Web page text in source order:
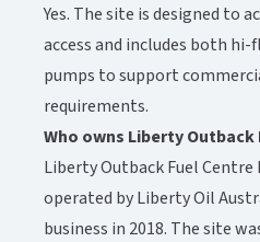
Yes. The site is designed to
access and includes both
pumps to support
requirements.​​​​‌ ‍ ​‍​‍‌‍ ‌ ​‍‌‍‍‌‌‍‌ ‌‍‍‌‌‍ ‍​‍​‍​ ‍‍​‍​‍‌ ​ ‌‍​‌‌‍ ‍‌‍‍‌‌ ‌​‌ ‍‌​‍ ‍‌‍‍‌‌‍ ​‍​‍​‍ ​​‍​‍‌‍‍​‌ ​‍‌‍‌‌‌‍‌‍​‍​‍​ ‍‍​‍​‍‌‍‍​‌ ‌​‌ ‌​‌ ​​‌ ​ ​ ‍‍​‍ ​‍ ‌‍ ​‌‍‍‌‌‍​‍‌‍‌‌‌ ​‍‌ ‌​‌ ‍‌​‍ ‌‌ ​ ‌ ‌​‌ ‌‌‌‍‌​‌‍‍‌‌‍ ​‍ ‍‌ ‌‍‌‍‌‌‌ ​‍‌‍​ ‌‍‌‌‌‍ ​​‍ ‍‌‍​‌‌ ​​‌ ​​​‍ ‌‍‍‌‌‍ ‍‌ ‌​‌‍‌‌‌‍ ‍‌ ‌​​‍ ‌‍‌‌‌‍‌​‌‍‍‌‌ ‌​​‍ ‌‍ ‌‌‍ ‌‍‌​‌‍‌‌​ ‌‌ ​​‌ ​‍‌‍‌‌‌ ​ ‌‍‌‌‌‍ ‍‌ ‌​‌‍​‌‌ ‌​‌‍‍‌‌‍ ‌‍ ‍​ ‍ ‌‍‍‌‌‍‌​​ ‌‌‍​‌​ ‍​‌‍​‍‌‍‌‌‌‍​‌​ ​‍‌‍​ ​ ‍‌​‍ ‌‌‍‌​​ ‌‌​ ‌‌​ ‌​​‍ ‌​ ‌​​ ‌‍​ ‍​‌‍‌‍​‍ ‌‌‍​‌‌‍​‌​ ‌‍​ ‍​​‍ ‌​ ‌‍‌‍​ ‌‍‌‌​ ​ ​ ‌‌​ ‌‌‌‍​‍‌‍​‍​ ‌​​ ‌‍‌‍​‌‌‍​‌​ ‍ ‌ ‌​‌ ‍‌‌ ​​‌‍‌‌​ ‌‌‍​‌‌ ​‍‌ ‌​‌‍‍‌‌‍​ ‌‍ ​‌‍‌‌​ ‍ ‌ ​​‌‍​‌‌ ‌​‌‍‍​​ ‌‌‍​ ‌‍ ‌‍ ‍‌ ‌​‌‍‌‌‌‍ ‍‌ ‌​‌​ ‌‌‍​‌‌ ‌​‌ ​‍‌‍‍‌‌ ‍​​‍‌‌​ ‌‌‌​​‍‌‌ ‌‍‍ ‌‍‌‌‌ ‍‌​‍‌‌​ ​ ‌​‌​​‍‌‌​ ​ ‌​‌​​‍‌‌​ ​‍​ ​‍​ ‌‍​ ​​​ ‌‌‌‍‌‍​ ​​‌‍​‌‌‍​‌​ ‌‌‌‍​‌​ ​ ​ ‌​​ ​‌​‍‌‌​ ​‍​ ​‍​‍‌‌​ ‌‌‌​‌​​‍ ‍‌‍​ ‌‍ ‌‍ ‍‌ ‌​‌‍‌‌‌‍ ‍‌ ‌​​‍‌‌​ ‌‌‌​​‍‌‌ ‌‍‍ ‌‍‌‌‌ ‍‌​‍‌‌​ ​ ‌​‌​​‍‌‌​ ​ ‌​‌​​‍‌‌​ ​‍​ ​‍​ ​‌‌‍‌‍‌‍‌‍‌‍​ ‌‍‌‌​ ​ ‌‍​‌‌‍​ ​ ‌‍​ ‌​​ ​‌​ ​​​‍‌‌​ ​‍​ ​‍​‍‌‌​ ‌‌‌​‌​​‍ ‍‌‍​ ‌‍‍​‌‍‍‌‌‍ ​‌‍‌​‌ ​‍‌‍‌‌‌‍ ‍​‍‌‌​ ‌‌‌​​‍‌‌ ‌‍‍ ‌‍‌‌‌ ‍‌​‍‌‌​ ​ ‌​‌​​‍‌‌​ ​ ‌​‌​​‍‌‌​ ​‍​ ​‍‌‍​‌​ ‌​‌‍‌‍​ ‌​‌‍​‌​ ​​‌‍​ ​ ‌​‌‍‌​‌‍​‌‌‍‌‌​ ​‌​‍‌‌​ ​‍​ ​‍​‍‌‌​ ‌‌‌​‌​​‍ ‍‌ ‌​‌‍‌‌‌ ‍​‌ ‌​​ ‌‍​‍‌‍​‌‌ ​ ‌‍‌‌‌‌‌‌‌ ​‍‌‍ ​​ ‌‌‍‍​‌ ‌​‌ ‌​‌ ​​‌ ​ ​‍‌‌​ ​ ‌​​‌​‍‌‌​ ​‍‌​‌‍​‍‌‌​ ​‍‌​‌‍‌‍ ​‌‍‍‌‌‍​‍‌‍‌‌‌ ​‍‌ ‌​‌ ‍‌​‍ ‌‌ ​ ‌ ‌​‌ ‌‌‌‍‌​‌‍‍‌‌‍ ​‍ ‍‌ ‌‍‌‍‌‌‌ ​‍‌‍​ ‌‍‌‌‌‍ ​​‍ ‍‌‍​‌‌ ​​‌ ​​​‍‌‍‌‍‍‌‌‍‌​​ ‌‌‍​‌​ ‍​‌‍​‍‌‍‌‌‌‍​‌​ ​‍‌‍​ ​ ‍‌​‍ ‌‌‍‌​​ ‌‌​ ‌‌​ ‌​​‍ ‌​ ‌​​ ‌‍​ ‍​‌‍‌‍​‍ ‌‌‍​‌‌‍​‌​ ‌‍​ ‍​​‍ ‌​ ‌‍‌‍​ ‌‍‌‌​ ​ ​ ‌‌​ ‌‌‌‍​‍‌‍​‍​ ‌​​ ‌‍‌‍​‌‌‍​‌​‍‌‍‌ ‌​‌ ‍‌‌ ​​‌‍‌‌​ ‌‌‍​‌‌ ​‍‌ ‌​‌‍‍‌‌‍​ ‌‍ ​‌‍‌‌​‍‌‍‌ ​​‌‍​‌‌ ‌​‌‍‍​​ ‌‌‍​ ‌‍ ‌‍ ‍‌ ‌​‌‍‌‌‌‍ ‍‌ ‌​‌​ ‌‌‍​‌‌ ‌​‌ ​‍‌‍‍‌‌ ‍​​‍‌‌​ ‌‌‌​​‍‌‌ ‌‍‍ ‌‍‌‌‌ ‍‌​‍‌‌​ ​ ‌​‌​​‍‌‌​ ​ ‌​‌​​‍‌‌​ ​‍​ ​‍​ ‌‍​ ​​​ ‌‌‌‍‌‍​ ​​‌‍​‌‌‍​‌​ ‌‌‌‍​‌​ ​ ​ ‌​​ ​‌​‍‌‌​ ​‍​ ​‍​‍‌‌​ ‌‌‌​‌​​‍ ‍‌‍​ ‌‍ ‌‍ ‍‌ ‌​‌‍‌‌‌‍ ‍‌ ‌​​‍‌‌​ ‌‌‌​​‍‌‌ ‌‍‍ ‌‍‌‌‌ ‍‌​‍‌‌​ ​ ‌​‌​​‍‌‌​ ​ ‌​‌​​‍‌‌​ ​‍​ ​‍​ ​‌‌‍‌‍‌‍‌‍‌‍​ ‌‍‌‌​ ​ ‌‍​‌‌‍​ ​ ‌‍​ ‌​​ ​‌​ ​​​‍‌‌​ ​‍​ ​‍​‍‌‌​ ‌‌‌​‌​​‍ ‍‌‍​ ‌‍‍​‌‍‍‌‌‍ ​‌‍‌​‌ ​‍‌‍‌‌‌‍ ‍​‍‌‌​ ‌‌‌​​‍‌‌ ‌‍‍ ‌‍‌‌‌ ‍‌​‍‌‌​ ​ ‌​‌​​‍‌‌​ ​ ‌​‌​​‍‌‌​ ​‍​ ​‍‌‍​‌​ ‌​‌‍‌‍​ ‌​‌‍​‌​ ​​‌‍​ ​ ‌​‌‍‌​‌‍​‌‌‍‌‌​ ​‌​‍‌‌​ ​‍​ ​‍​‍‌‌​ ‌‌‌​‌​​‍ ‍‌ ‌​‌‍‌‌‌ ‍​‌ ‌​​‍‌‍‌ ​​‌‍‌‌‌ ​‍‌ ​ ‌ ​​‌‍‌‌‌‍​ ‌ ‌​‌‍‍‌‌ ‌‍‌‍‌‌​ ‌‌ ​​‌ ‌‌‌‍​‍‌‍ ​‌‍‍‌‌ ​ ‌‍‍​‌‍‌‌‌‍‌​​‍​‍‌ ‌
Who owns Liberty Outback Fuel Centre Bourke?​​​​‌
Liberty Outback Fuel Centre
operated by Liberty Oil
business in 2018. The site